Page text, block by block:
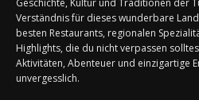
Verständnis für dieses wunderbare
besten Restaurants, regionalen
Highlights, die du nicht verpassen
Aktivitäten, Abenteuer und einzigartige
unvergesslich.